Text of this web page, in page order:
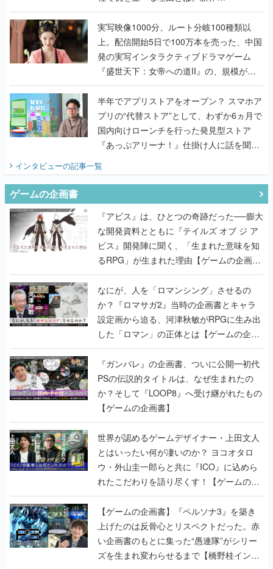
『TATSUJIN EXTREME』で初タッグを組
んだレジェンド2人に訊く開発秘話
実写映像1000分、ルート分岐100種類以
上。配信開始5日で100万本を売った、中国
発の実写インタラクティブドラマゲーム
『盛世天下：女帝への道II』の、規模が違
うこだわりをプロデューサーに聞いた
半年でアプリストアをオープン？ スマホア
プリの“代替ストア”として、わずか6ヵ月で
国内向けローンチを行った発見型ストア
『あっぷアリーナ！』仕掛け人に話を聞い
インタビューの記事一覧
ゲームの企画書
『アビス』は、ひとつの奇跡だった──膨大
な開発資料とともに『テイルズ オブ ジ ア
ビス』開発陣に聞く、「生まれた意味を知
るRPG」が生まれた理由【ゲームの企画
書】
なにが、人を「ロマンシング」させるの
か？『ロマサガ2』当時の企画書とキャラ
設定画から迫る、河津秋敏がRPGに生み出
した「ロマン」の正体とは【ゲームの企画
書】
『ガンパレ』の企画書、ついに公開━初代
PSの伝説的タイトルは、なぜ生まれたの
か？そして『LOOP8』へ受け継がれたもの
【ゲームの企画書】
世界が認めるゲームデザイナー・上田文人
とはいったい何が凄いのか？ ヨコオタロ
ウ・外山圭一郎らと共に『ICO』に込めら
れたこだわりを語り尽くす！【ゲームの企
画書】
【ゲームの企画書】『ペルソナ3』を築き
上げたのは反骨心とリスペクトだった。赤
い企画書のもとに集った“愚連隊”がシリー
ズを生まれ変わらせるまで【橋野桂インタ